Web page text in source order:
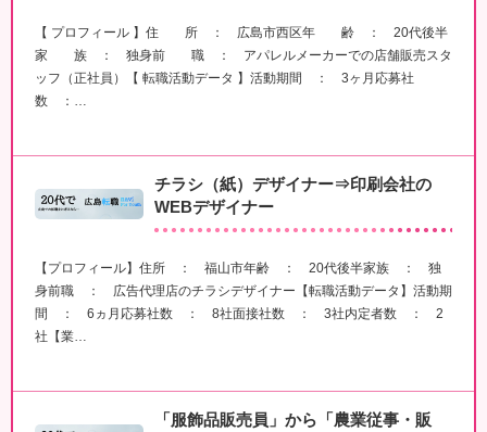
【 プロフィール 】住 所 ： 広島市西区年 齢 ： 20代後半
家 族 ： 独身前 職 ： アパレルメーカーでの店舗販売スタ
ッフ（正社員）【 転職活動データ 】活動期間 ： 3ヶ月応募社
数 ：…
チラシ（紙）デザイナー⇒印刷会社の
WEBデザイナー
【プロフィール】住所 ： 福山市年齢 ： 20代後半家族 ： 独
身前職 ： 広告代理店のチラシデザイナー【転職活動データ】活動期
間 ： 6ヵ月応募社数 ： 8社面接社数 ： 3社内定者数 ： 2
社【業…
「服飾品販売員」から「農業従事・販